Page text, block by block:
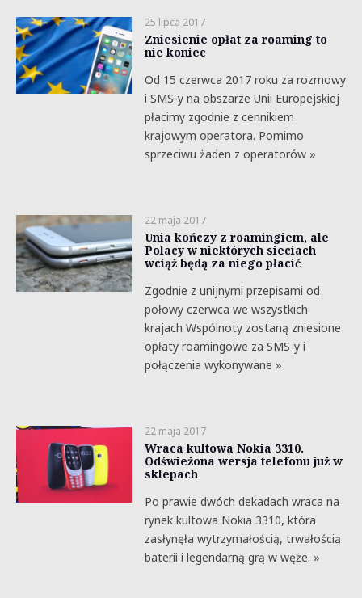
25 lipca 2017
Zniesienie opłat za roaming to
nie koniec
Od 15 czerwca 2017 roku za rozmowy
i SMS-y na obszarze Unii Europejskiej
płacimy zgodnie z cennikiem
krajowym operatora. Pomimo
sprzeciwu żaden z operatorów »
22 maja 2017
Unia kończy z roamingiem, ale
Polacy w niektórych sieciach
wciąż będą za niego płacić
Zgodnie z unijnymi przepisami od
połowy czerwca we wszystkich
krajach Wspólnoty zostaną zniesione
opłaty roamingowe za SMS-y i
połączenia wykonywane »
22 maja 2017
Wraca kultowa Nokia 3310.
Odświeżona wersja telefonu już w
sklepach
Po prawie dwóch dekadach wraca na
rynek kultowa Nokia 3310, która
zasłynęła wytrzymałością, trwałością
baterii i legendarną grą w węże. »